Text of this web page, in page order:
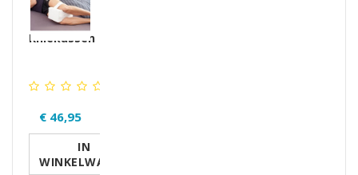
Kniekussen
€ 46,95
IN
WINKELWAGEN